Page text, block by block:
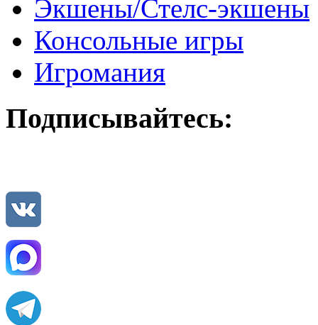
Экшены/Стелс-экшены
Консольные игры
Игромания
Подписывайтесь: